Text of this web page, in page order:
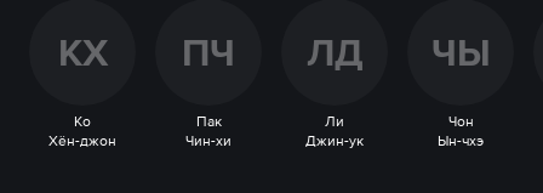
КХ
Ко
Хён-джон
ПЧ
Пак
Чин-хи
ЛД
Ли
Джин-ук
ЧЫ
Чон
Ын-чхэ